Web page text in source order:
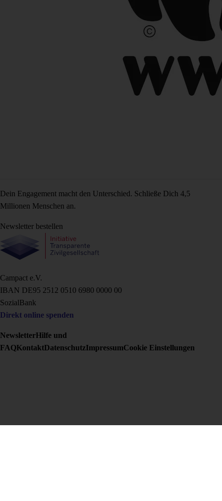
Dein Engagement macht den Unterschied. Schließe Dich 4,5
Millionen Menschen an.
Newsletter bestellen
Campact e.V.
IBAN DE95 2‍5‍1‍2 0‍5‍1‍0 6‍9‍8‍0 0‍0‍0‍0 0‍0
SozialBank
Direkt online spenden
NewsletterHilfe und
FAQKontaktDatenschutzImpressumCookie Einstellungen